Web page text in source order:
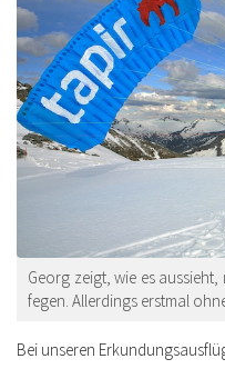
Georg zeigt, wie es
fegen. Allerdings erstmal
Bei unseren